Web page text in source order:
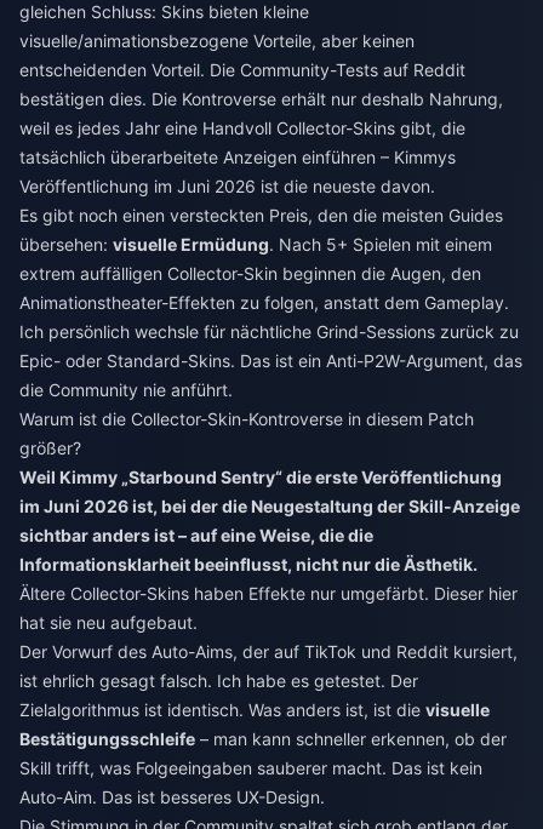
gleichen Schluss: Skins bieten kleine
visuelle/animationsbezogene Vorteile, aber keinen
entscheidenden Vorteil. Die Community-Tests auf Reddit
bestätigen dies. Die Kontroverse erhält nur deshalb Nahrung,
weil es jedes Jahr eine Handvoll Collector-Skins gibt, die
tatsächlich überarbeitete Anzeigen einführen – Kimmys
Veröffentlichung im Juni 2026 ist die neueste davon.
Es gibt noch einen versteckten Preis, den die meisten Guides
übersehen: visuelle Ermüdung. Nach 5+ Spielen mit einem
extrem auffälligen Collector-Skin beginnen die Augen, den
Animationstheater-Effekten zu folgen, anstatt dem Gameplay.
Ich persönlich wechsle für nächtliche Grind-Sessions zurück zu
Epic- oder Standard-Skins. Das ist ein Anti-P2W-Argument, das
die Community nie anführt.
Warum ist die Collector-Skin-Kontroverse in diesem Patch
größer?
Weil Kimmy „Starbound Sentry“ die erste Veröffentlichung
im Juni 2026 ist, bei der die Neugestaltung der Skill-Anzeige
sichtbar anders ist – auf eine Weise, die die
Informationsklarheit beeinflusst, nicht nur die Ästhetik.
Ältere Collector-Skins haben Effekte nur umgefärbt. Dieser hier
hat sie neu aufgebaut.
Der Vorwurf des Auto-Aims, der auf TikTok und Reddit kursiert,
ist ehrlich gesagt falsch. Ich habe es getestet. Der
Zielalgorithmus ist identisch. Was anders ist, ist die visuelle
Bestätigungsschleife – man kann schneller erkennen, ob der
Skill trifft, was Folgeeingaben sauberer macht. Das ist kein
Auto-Aim. Das ist besseres UX-Design.